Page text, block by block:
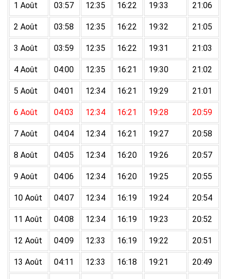
1 Août 03:57 12:35 16:22 19:33 21:06
2 Août 03:58 12:35 16:22 19:32 21:05
3 Août 03:59 12:35 16:22 19:31 21:03
4 Août 04:00 12:35 16:21 19:30 21:02
5 Août 04:01 12:34 16:21 19:29 21:01
6 Août 04:03 12:34 16:21 19:28 20:59
7 Août 04:04 12:34 16:21 19:27 20:58
8 Août 04:05 12:34 16:20 19:26 20:57
9 Août 04:06 12:34 16:20 19:25 20:55
10 Août 04:07 12:34 16:19 19:24 20:54
11 Août 04:08 12:34 16:19 19:23 20:52
12 Août 04:09 12:33 16:19 19:22 20:51
13 Août 04:11 12:33 16:18 19:21 20:49